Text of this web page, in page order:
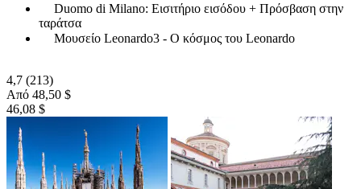
Duomo di Milano: Εισιτήριο εισόδου + Πρόσβαση στην
ταράτσα
Μουσείο Leonardo3 - Ο κόσμος του Leonardo
4,7 (213)
Από 48,50 $
46,08 $